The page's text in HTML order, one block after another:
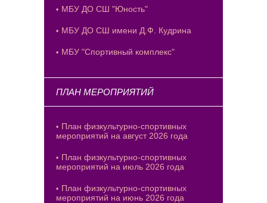
МБУ ДО СШ "Юность"
МБУ ДО СШ имени Д.Ф. Кудрина
МБУ "Спортивный комплекс"
ПЛАН МЕРОПРИЯТИЙ
План физкультурно-спортивных
мероприятий на август 2026 года
План физкультурно-спортивных
мероприятий на июль 2026 года
План физкультурно-спортивных
мероприятий на июнь 2026 года